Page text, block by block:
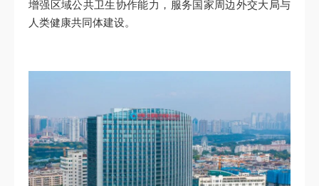
增强区域公共卫生协作能力，服务国家周边外交大局与
人类健康共同体建设。